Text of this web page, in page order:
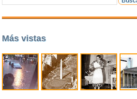
Más vistas